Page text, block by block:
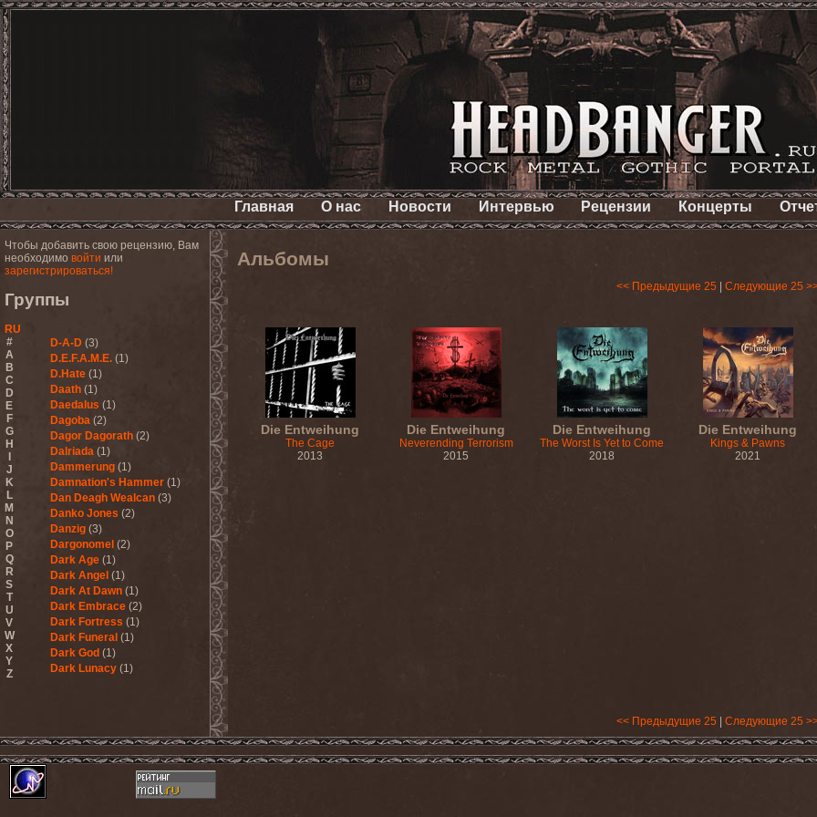
Главная О нас Новости Интервью Рецензии Концерты
Чтобы добавить свою рецензию, Вам
необходимо войти или
зарегистрироваться!
Группы
RU
#
A
B
C
D
E
F
G
H
J
K
L
M
N
O
P
Q
R
S
T
U
V
W
X
Y
Z
D-A-D (3)
D.E.F.A.M.E. (1)
D.Hate (1)
Daath (1)
Daedalus (1)
Dagoba (2)
Dagor Dagorath (2)
Dalriada (1)
Dammerung (1)
Damnation's Hammer (1)
Dan Deagh Wealcan (3)
Danko Jones (2)
Danzig (3)
Dargonomel (2)
Dark Age (1)
Dark Angel (1)
Dark At Dawn (1)
Dark Embrace (2)
Dark Fortress (1)
Dark Funeral (1)
Dark God (1)
Dark Lunacy (1)
Dark Tranquillity (2)
Dark Vision (1)
Альбомы
<< Предыдущие 25 Следующие 25
Die Entweihung
The Cage
2013
Die Entweihung
Neverending Terrorism
2015
Die Entweihung
The Worst Is Yet to Come
2018
Die Entweihung
Kings & Pawns
2021
<< Предыдущие 25 Следующие 25